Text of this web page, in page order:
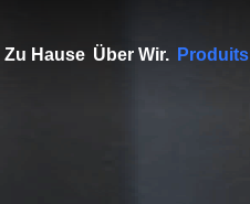
Zu Hause Über Wir. Produits